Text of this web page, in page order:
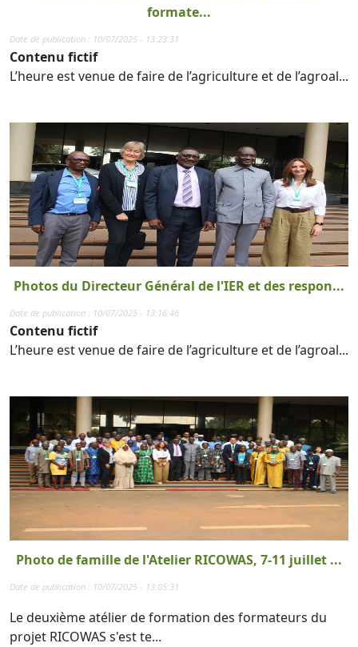
formate...
Date de publication : 10/07/2025 - 13:23:31
Contenu fictif
L’heure est venue de faire de l’agriculture et de l’agroal...
Photos du Directeur Général de l'IER et des respon...
Date de publication : 10/07/2025 - 13:16:46
Contenu fictif
L’heure est venue de faire de l’agriculture et de l’agroal...
Photo de famille de l'Atelier RICOWAS, 7-11 juillet ...
Date de publication : 10/07/2025 - 13:05:31
Le deuxième atélier de formation des formateurs du
projet RICOWAS s'est te...